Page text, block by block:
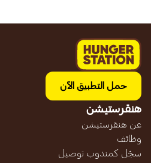
حمل التطبيق الآن
هنقرستيشن
عن هنقرستيشن
وظائف
سجّل كمندوب توصيل